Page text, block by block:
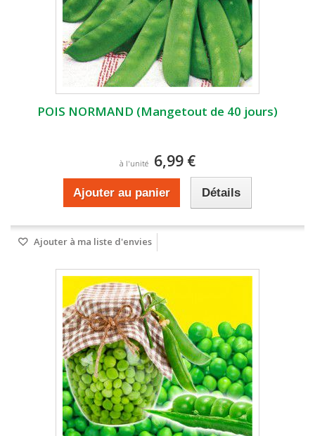
POIS NORMAND (Mangetout de 40 jours)
à l'unité 6,99 €
Ajouter au panier Détails
Ajouter à ma liste d'envies